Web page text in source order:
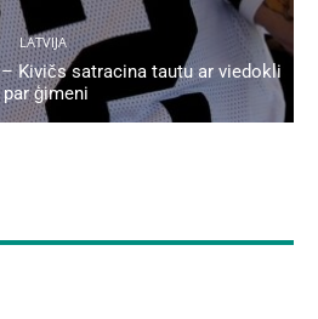
LATVIJA
– Kivičs satracina tautu ar viedokli
par ģimeni